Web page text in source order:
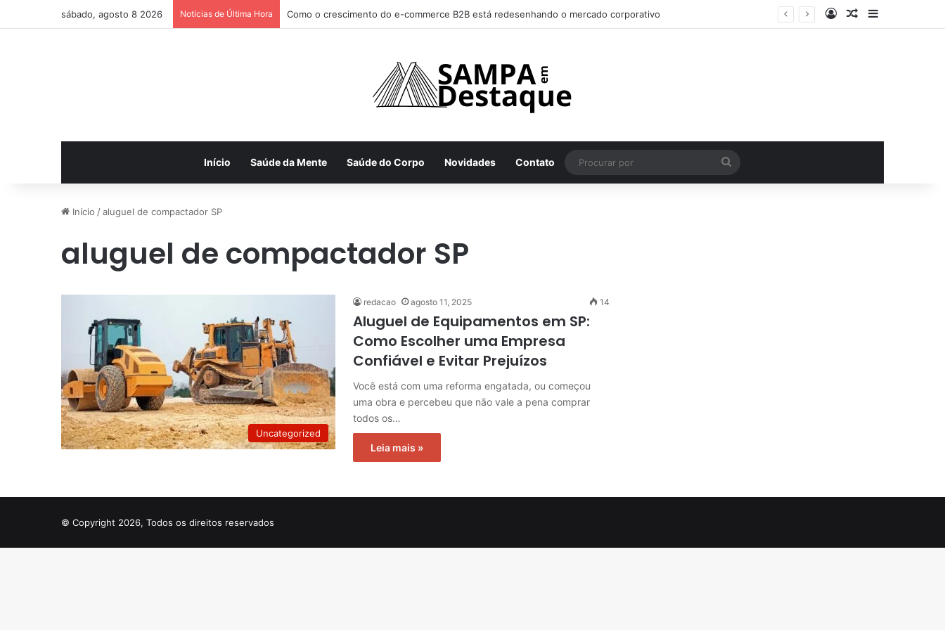
sábado, agosto 8 2026 Notícias de Última Hora Como o crescimento do e-commerce B2B está redesenhando o mercado corporativo EntrarArtigo aleatório
Barra Lateral
Início Saúde da Mente Saúde do Corpo Novidades Contato
por
Início /aluguel de compactador SP
aluguel de compactador SP
Uncategorized
redacao agosto 11, 2025 14
Aluguel de Equipamentos em SP:
Como Escolher uma Empresa
Confiável e Evitar Prejuízos
Você está com uma reforma engatada, ou começou
uma obra e percebeu que não vale a pena comprar
todos os…
Leia mais »
© Copyright 2026, Todos os direitos reservados